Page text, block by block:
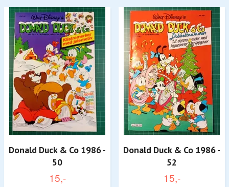
Donald Duck & Co 1986 -
50
15,-
Donald Duck & Co 1986 -
52
15,-